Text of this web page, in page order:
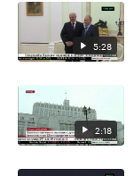
5:28
2:18